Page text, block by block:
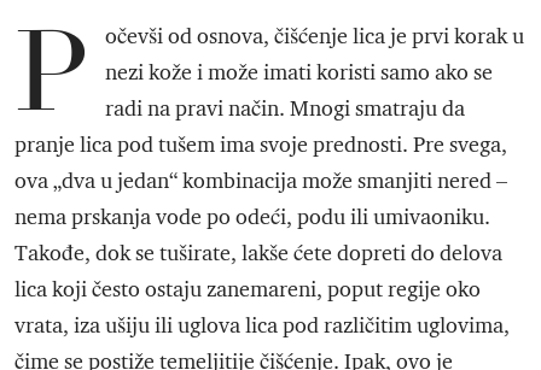
P
očevši od osnova, čišćenje lica je prvi korak u
nezi kože i može imati koristi samo ako se
radi na pravi način. Mnogi smatraju da
pranje lica pod tušem ima svoje prednosti. Pre svega,
ova „dva u jedan“ kombinacija može smanjiti nered –
nema prskanja vode po odeći, podu ili umivaoniku.
Takođe, dok se tuširate, lakše ćete dopreti do delova
lica koji često ostaju zanemareni, poput regije oko
vrata, iza ušiju ili uglova lica pod različitim uglovima,
čime se postiže temeljitije čišćenje. Ipak, ovo je